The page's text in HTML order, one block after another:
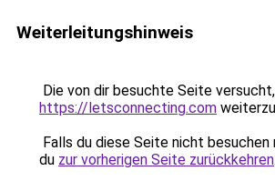
Weiterleitungshinweis
Die von dir besuchte Seite
https://letsconnecting.com
Falls du diese Seite nicht
du zur vorherigen Seite zurückkehren.